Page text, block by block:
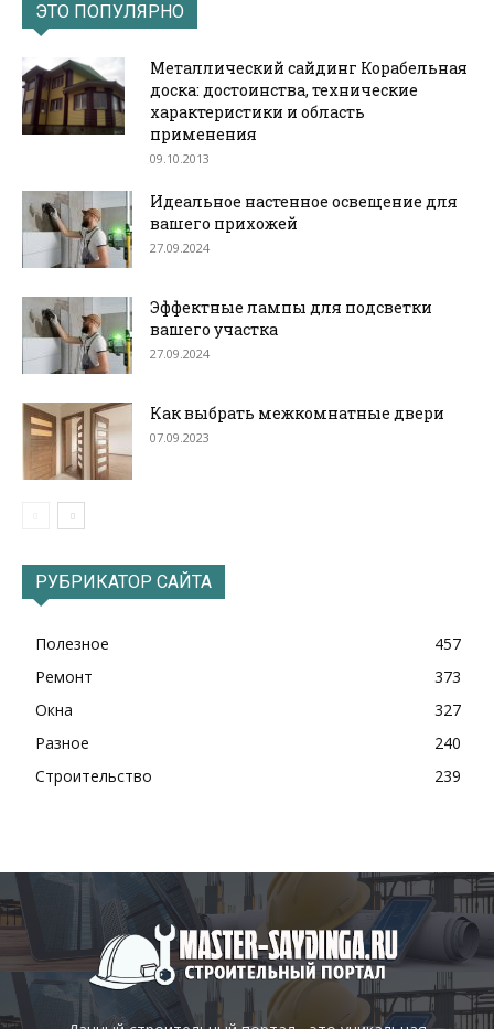
ЭТО ПОПУЛЯРНО
Металлический сайдинг Корабельная
доска: достоинства, технические
характеристики и область
применения
09.10.2013
Идеальное настенное освещение для
вашего прихожей
27.09.2024
Эффектные лампы для подсветки
вашего участка
27.09.2024
Как выбрать межкомнатные двери
07.09.2023
РУБРИКАТОР САЙТА
Полезное
457
Ремонт
373
Окна
327
Разное
240
Строительство
239